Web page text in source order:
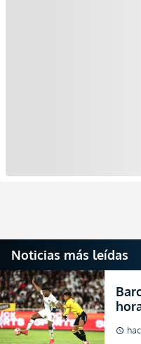
Noticias más leídas
schedule